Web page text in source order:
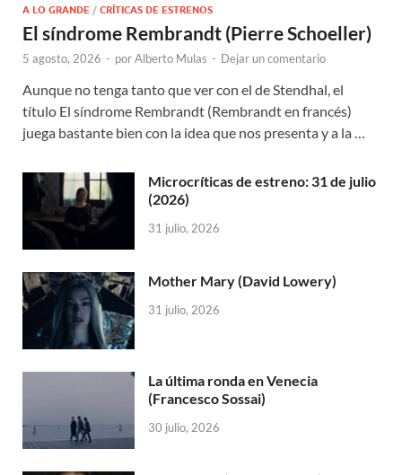
A LO GRANDE / CRÍTICAS DE ESTRENOS
El síndrome Rembrandt (Pierre Schoeller)
5 agosto, 2026 - porAlberto Mulas - Dejar un comentario
Aunque no tenga tanto que ver con el de Stendhal, el
título El síndrome Rembrandt (Rembrandt en francés)
juega bastante bien con la idea que nos presenta y a la …
Microcríticas de estreno: 31 de julio
(2026)
31 julio, 2026
Mother Mary (David Lowery)
31 julio, 2026
La última ronda en Venecia
(Francesco Sossai)
30 julio, 2026